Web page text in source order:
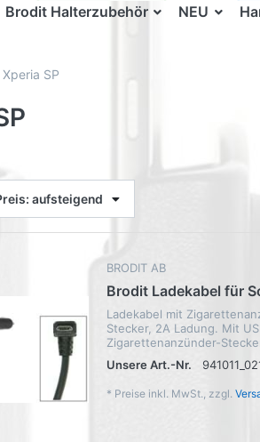
Brodit Halterzubehör NEU
Xperia SP
aufsteigend
BRODIT AB
Brodit Ladekabel für
Ladekabel mit
Stecker, 2A Ladung. Mit
Zigarettenanzünder-
Unsere Art.-Nr.
* Preise inkl. MwSt., zzgl.